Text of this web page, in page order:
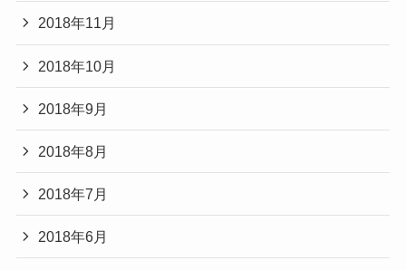
2018年11月
2018年10月
2018年9月
2018年8月
2018年7月
2018年6月